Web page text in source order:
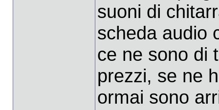
suoni di
scheda audio
ce ne sono di
prezzi, se ne
ormai sono